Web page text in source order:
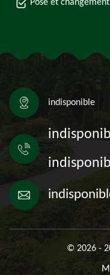
Pose et
indisponible
© 2026 -